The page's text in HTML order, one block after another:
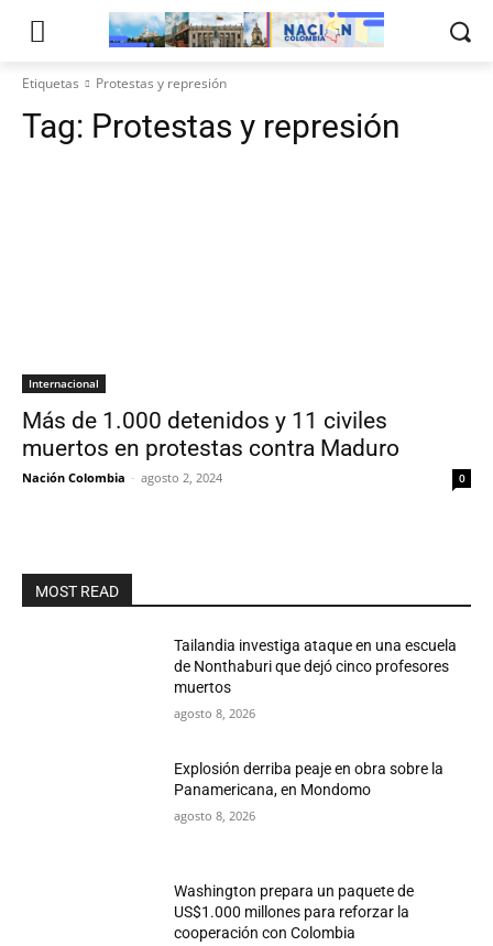
Etiquetas Protestas y represión
Tag: Protestas y represión
Internacional
Más de 1.000 detenidos y 11 civiles
muertos en protestas contra Maduro
Nación Colombia - agosto 2, 2024 0
MOST READ
Tailandia investiga ataque en una escuela
de Nonthaburi que dejó cinco profesores
muertos
agosto 8, 2026
Explosión derriba peaje en obra sobre la
Panamericana, en Mondomo
agosto 8, 2026
Washington prepara un paquete de
US$1.000 millones para reforzar la
cooperación con Colombia